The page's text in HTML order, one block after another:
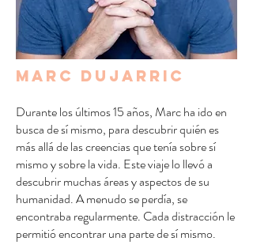
Marc Dujarric
Durante los últimos 15 años, Marc ha ido en
busca de sí mismo, para descubrir quién es
más allá de las creencias que tenía sobre sí
mismo y sobre la vida. Este viaje lo llevó a
descubrir muchas áreas y aspectos de su
humanidad. A menudo se perdía, se
encontraba regularmente. Cada distracción le
permitió encontrar una parte de sí mismo.